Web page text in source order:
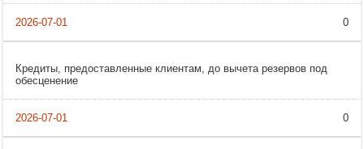
0
Кредиты, предоставленные клиентам, до вычета резервов под
обесценение
0